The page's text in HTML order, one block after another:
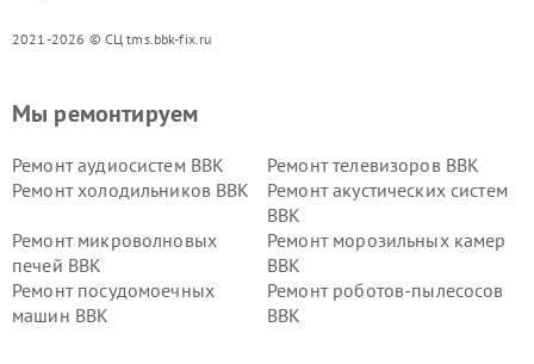
2021-2026 © СЦ tms.bbk-fix.ru
Мы ремонтируем
Ремонт аудиосистем BBK
Ремонт телевизоров BBK
Ремонт холодильников BBK
Ремонт акустических систем
BBK
Ремонт микроволновых
печей BBK
Ремонт морозильных камер
BBK
Ремонт посудомоечных
машин BBK
Ремонт роботов-пылесосов
BBK